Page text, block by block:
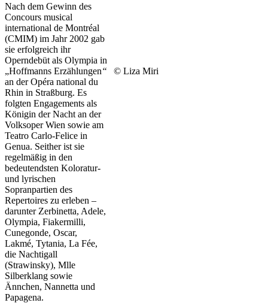
© Liza Miri
Nach dem Gewinn des
Concours musical
international de Montréal
(CMIM) im Jahr 2002 gab
sie erfolgreich ihr
Operndebüt als Olympia in
„Hoffmanns Erzählungen“
an der Opéra national du
Rhin in Straßburg. Es
folgten Engagements als
Königin der Nacht an der
Volksoper Wien sowie am
Teatro Carlo-Felice in
Genua. Seither ist sie
regelmäßig in den
bedeutendsten Koloratur-
und lyrischen
Sopranpartien des
Repertoires zu erleben –
darunter Zerbinetta, Adele,
Olympia, Fiakermilli,
Cunegonde, Oscar,
Lakmé, Tytania, La Fée,
die Nachtigall
(Strawinsky), Mlle
Silberklang sowie
Ännchen, Nannetta und
Papagena.